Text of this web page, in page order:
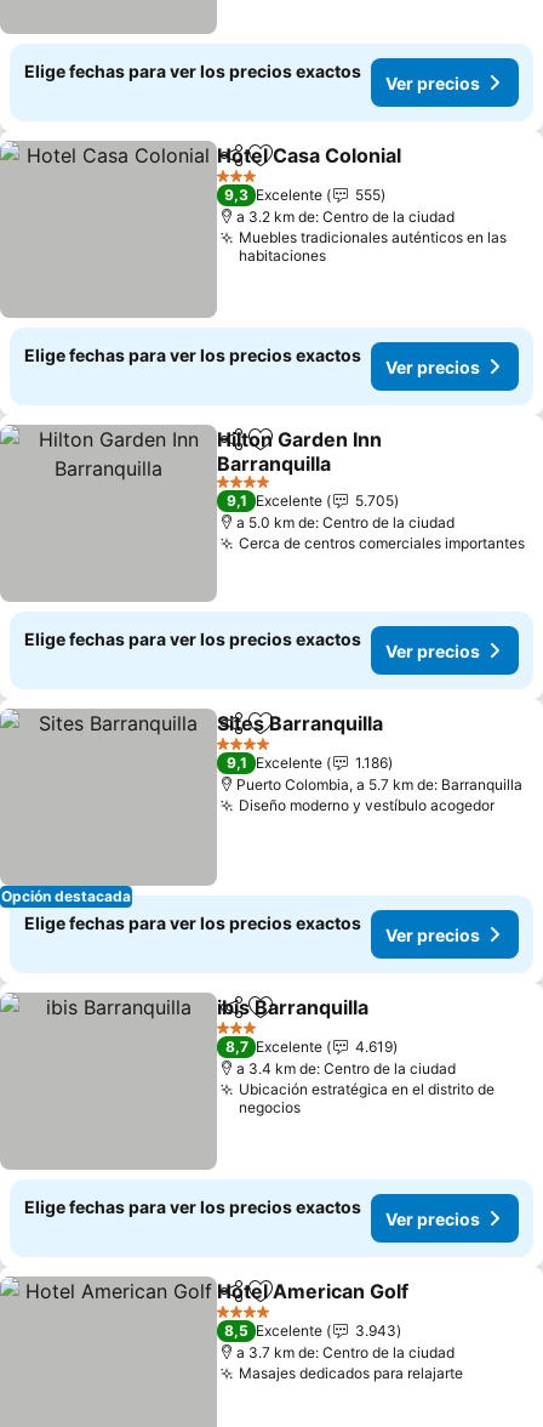
Elige fechas para ver los precios exactos
Ver precios
CompartirAgregar a favoritos
Hotel Casa Colonial
3 Estrellas
9,3 Excelente
555
a 3.2 km de: Centro de la ciudad
Muebles tradicionales auténticos en las
habitaciones
Elige fechas para ver los precios exactos
Ver precios
CompartirAgregar a favoritos
Hilton Garden Inn
Barranquilla
4 Estrellas
9,1 Excelente
5.705
a 5.0 km de: Centro de la ciudad
Cerca de centros comerciales importantes
Elige fechas para ver los precios exactos
Ver precios
Opción destacada
CompartirAgregar a favoritos
Sites Barranquilla
4 Estrellas
9,1 Excelente
1.186
Puerto Colombia, a 5.7 km de: Barranquilla
Diseño moderno y vestíbulo acogedor
Elige fechas para ver los precios exactos
Ver precios
CompartirAgregar a favoritos
ibis Barranquilla
3 Estrellas
8,7 Excelente
4.619
a 3.4 km de: Centro de la ciudad
Ubicación estratégica en el distrito de
negocios
Elige fechas para ver los precios exactos
Ver precios
CompartirAgregar a favoritos
Hotel American Golf
4 Estrellas
8,5 Excelente
3.943
a 3.7 km de: Centro de la ciudad
Masajes dedicados para relajarte